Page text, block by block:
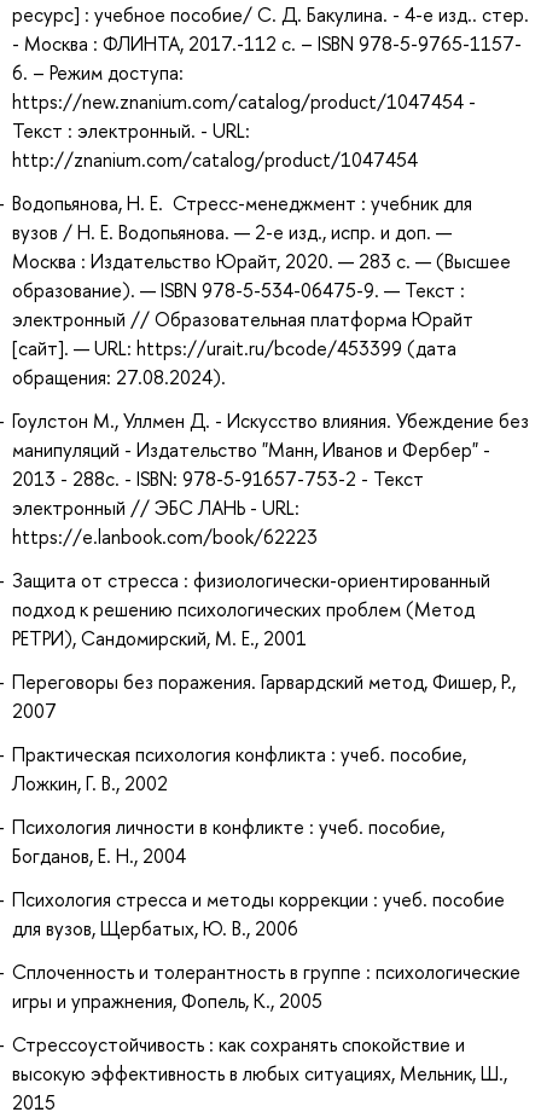
ресурс] : учебное пособие/ С. Д. Бакулина. - 4-е изд.. стер.
- Москва : ФЛИНТА, 2017.-112 с. – ISBN 978-5-9765-1157-
6. – Режим доступа:
https://new.znanium.com/catalog/product/1047454 -
Текст : электронный. - URL:
http://znanium.com/catalog/product/1047454
Водопьянова, Н. Е. Стресс-менеджмент : учебник для
вузов / Н. Е. Водопьянова. — 2-е изд., испр. и доп. —
Москва : Издательство Юрайт, 2020. — 283 с. — (Высшее
образование). — ISBN 978-5-534-06475-9. — Текст :
электронный // Образовательная платформа Юрайт
[сайт]. — URL: https://urait.ru/bcode/453399 (дата
обращения: 27.08.2024).
Гоулстон М., Уллмен Д. - Искусство влияния. Убеждение без
манипуляций - Издательство "Манн, Иванов и Фербер" -
2013 - 288с. - ISBN: 978-5-91657-753-2 - Текст
электронный // ЭБС ЛАНЬ - URL:
https://e.lanbook.com/book/62223
Защита от стресса : физиологически-ориентированный
подход к решению психологических проблем (Метод
РЕТРИ), Сандомирский, М. Е., 2001
Переговоры без поражения. Гарвардский метод, Фишер, Р.,
2007
Практическая психология конфликта : учеб. пособие,
Ложкин, Г. В., 2002
Психология личности в конфликте : учеб. пособие,
Богданов, Е. Н., 2004
Психология стресса и методы коррекции : учеб. пособие
для вузов, Щербатых, Ю. В., 2006
Сплоченность и толерантность в группе : психологические
игры и упражнения, Фопель, К., 2005
Стрессоустойчивость : как сохранять спокойствие и
высокую эффективность в любых ситуациях, Мельник, Ш.,
2015